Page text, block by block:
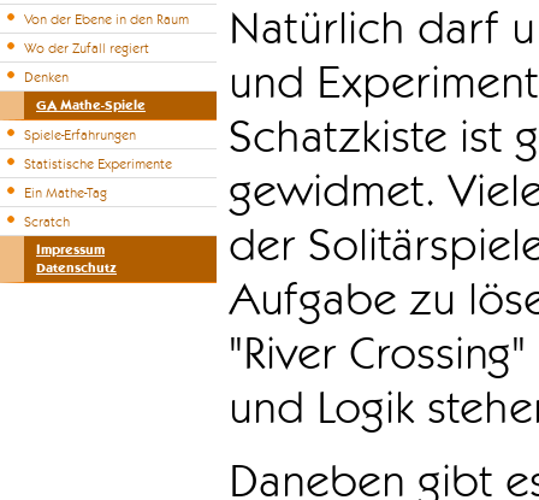
Von der Ebene in den Raum
Wo der Zufall regiert
Denken
GA Mathe-Spiele
Spiele-Erfahrungen
Statistische Experimente
Ein Mathe-Tag
Scratch
Impressum
Datenschutz
Natürlich darf
und
Schatzkiste ist
gewidmet.
der
Aufgabe zu
"River
und Logik
Daneben gibt